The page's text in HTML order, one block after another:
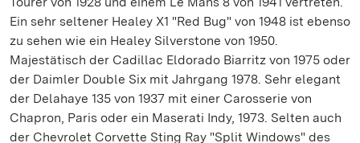
Ein sehr seltener Healey X1 "Red Bug" von 1948 ist ebenso
zu sehen wie ein Healey Silverstone von 1950.
Majestätisch der Cadillac Eldorado Biarritz von 1975 oder
der Daimler Double Six mit Jahrgang 1978. Sehr elegant
der Delahaye 135 von 1937 mit einer Carosserie von
Chapron, Paris oder ein Maserati Indy, 1973. Selten auch
der Chevrolet Corvette Sting Ray "Split Windows" des